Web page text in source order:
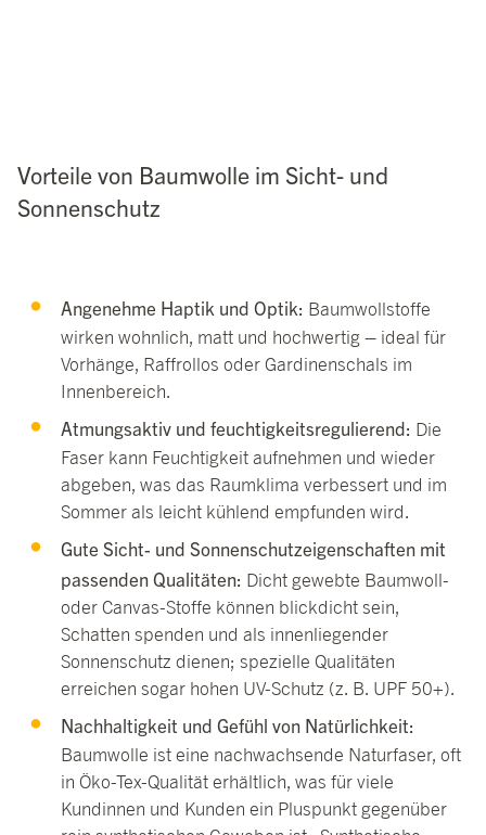
Vorteile von Baumwolle im Sicht- und
Sonnenschutz
Angenehme Haptik und Optik: Baumwollstoffe
wirken wohnlich, matt und hochwertig – ideal für
Vorhänge, Raffrollos oder Gardinenschals im
Innenbereich.
Atmungsaktiv und feuchtigkeitsregulierend: Die
Faser kann Feuchtigkeit aufnehmen und wieder
abgeben, was das Raumklima verbessert und im
Sommer als leicht kühlend empfunden wird.
Gute Sicht- und Sonnenschutzeigenschaften mit
passenden Qualitäten: Dicht gewebte Baumwoll-
oder Canvas-Stoffe können blickdicht sein,
Schatten spenden und als innenliegender
Sonnenschutz dienen; spezielle Qualitäten
erreichen sogar hohen UV-Schutz (z. B. UPF 50+).
Nachhaltigkeit und Gefühl von Natürlichkeit:
Baumwolle ist eine nachwachsende Naturfaser, oft
in Öko-Tex-Qualität erhältlich, was für viele
Kundinnen und Kunden ein Pluspunkt gegenüber